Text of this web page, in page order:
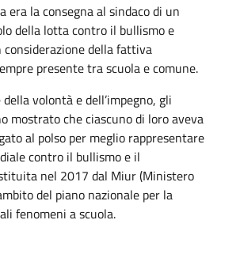
era la consegna al sindaco di un
della lotta contro il bullismo e
della fattiva
presente tra scuola e comune.
volontà e dell’impegno, gli
mostrato che ciascuno di loro aveva
al polso per meglio rappresentare
contro il bullismo e il
nel 2017 dal Miur (Ministero
del piano nazionale per la
fenomeni a scuola.